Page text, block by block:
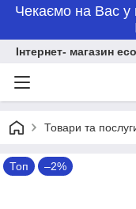
Чекаємо на Вас у
Інтернет- магазин
Товари та
Топ –2%